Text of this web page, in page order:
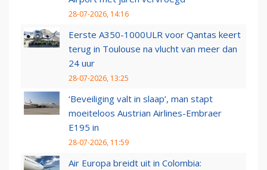
28-07-2026, 14:16
Eerste A350-1000ULR voor Qantas keert
terug in Toulouse na vlucht van meer dan
24 uur
28-07-2026, 13:25
‘Beveiliging valt in slaap’, man stapt
moeiteloos Austrian Airlines-Embraer
E195 in
28-07-2026, 11:59
Air Europa breidt uit in Colombia: